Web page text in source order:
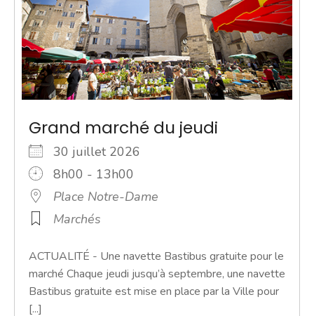
Grand marché du jeudi
30 juillet 2026
8h00 - 13h00
Place Notre-Dame
Marchés
ACTUALITÉ - Une navette Bastibus gratuite pour le
marché Chaque jeudi jusqu’à septembre, une navette
Bastibus gratuite est mise en place par la Ville pour
[...]